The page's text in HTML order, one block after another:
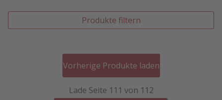
Produkte filtern
Vorherige Produkte laden
Lade Seite 111 von 112